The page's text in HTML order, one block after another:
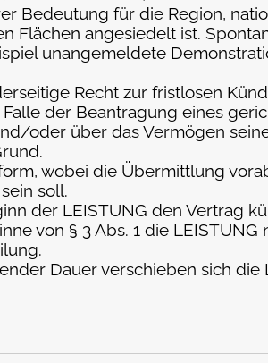
Bedeutung für die Region,
Flächen angesiedelt ist.
unangemeldete
Recht zur fristlosen
der Beantragung eines
oder über das Vermögen
wobei die Übermittlung
soll.
der LEISTUNG den Vertrag
von § 3 Abs. 1 die
Dauer verschieben sich